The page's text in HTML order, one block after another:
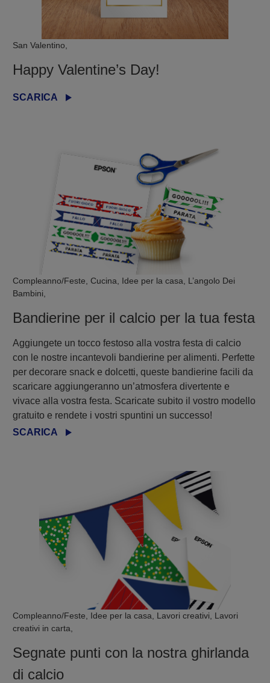
San Valentino,
Happy Valentine’s Day!
SCARICA
Compleanno/Feste, Cucina, Idee per la casa, L’angolo Dei
Bambini,
Bandierine per il calcio per la tua festa
Aggiungete un tocco festoso alla vostra festa di calcio
con le nostre incantevoli bandierine per alimenti. Perfette
per decorare snack e dolcetti, queste bandierine facili da
scaricare aggiungeranno un’atmosfera divertente e
vivace alla vostra festa. Scaricate subito il vostro modello
gratuito e rendete i vostri spuntini un successo!
SCARICA
Compleanno/Feste, Idee per la casa, Lavori creativi, Lavori
creativi in carta,
Segnate punti con la nostra ghirlanda
di calcio